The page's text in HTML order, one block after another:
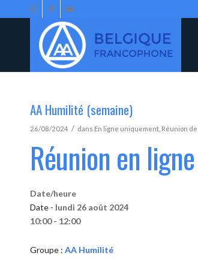
AA Humilité (semaine)
26/08/2024 / dans En ligne uniquement Réunion
Réunion en
Date/heure
Date - lundi 26 août 2024
10:00 - 12:00
Groupe : AA Humilité